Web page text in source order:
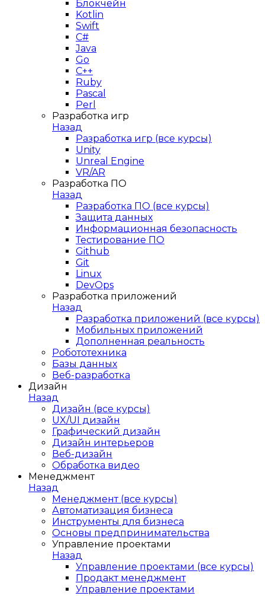
Блокчейн
Kotlin
Swift
C#
Java
Go
C++
Ruby
Pascal
Perl
Разработка игр
Назад
Разработка игр (все курсы)
Unity
Unreal Engine
VR/AR
Разработка ПО
Назад
Разработка ПО (все курсы)
Защита данных
Информационная безопасность
Тестирование ПО
Github
Git
Linux
DevOps
Разработка приложений
Назад
Разработка приложений (все курсы)
Мобильных приложений
Дополненная реальность
Робототехника
Базы данных
Веб-разработка
Дизайн
Назад
Дизайн (все курсы)
UX/UI дизайн
Графический дизайн
Дизайн интерьеров
Веб-дизайн
Обработка видео
Менеджмент
Назад
Менеджмент (все курсы)
Автоматизация бизнеса
Инструменты для бизнеса
Основы предпринимательства
Управление проектами
Назад
Управление проектами (все курсы)
Продакт менеджмент
Управление проектами